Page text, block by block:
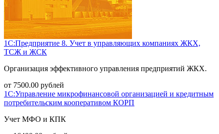
1С:Предприятие 8. Учет в управляющих компаниях ЖКХ,
ТСЖ и ЖСК
Организация эффективного управления предприятий ЖКХ.
от 7500.00 рублей
1С:Управление микрофинансовой организацией и кредитным
потребительским кооперативом КОРП
Учет МФО и КПК